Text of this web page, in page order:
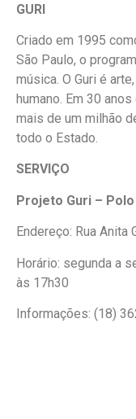
GURI
Criado em 1995
São Paulo, o
música. O Guri é
humano. Em 30
mais de um milhão
todo o Estado.
SERVIÇO
Projeto Guri –
Endereço: Rua Anita
Horário: segunda a
às 17h30
Informações: (18)